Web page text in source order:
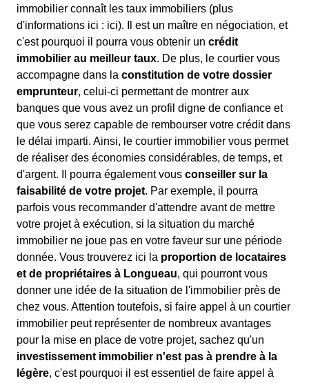
immobilier connaît les taux immobiliers (plus
d'informations ici : ici). Il est un maître en négociation, et
c'est pourquoi il pourra vous obtenir un crédit
immobilier au meilleur taux. De plus, le courtier vous
accompagne dans la constitution de votre dossier
emprunteur, celui-ci permettant de montrer aux
banques que vous avez un profil digne de confiance et
que vous serez capable de rembourser votre crédit dans
le délai imparti. Ainsi, le courtier immobilier vous permet
de réaliser des économies considérables, de temps, et
d'argent. Il pourra également vous conseiller sur la
faisabilité de votre projet. Par exemple, il pourra
parfois vous recommander d'attendre avant de mettre
votre projet à exécution, si la situation du marché
immobilier ne joue pas en votre faveur sur une période
donnée. Vous trouverez ici la proportion de locataires
et de propriétaires à Longueau, qui pourront vous
donner une idée de la situation de l'immobilier près de
chez vous. Attention toutefois, si faire appel à un courtier
immobilier peut représenter de nombreux avantages
pour la mise en place de votre projet, sachez qu'un
investissement immobilier n'est pas à prendre à la
légère, c'est pourquoi il est essentiel de faire appel à